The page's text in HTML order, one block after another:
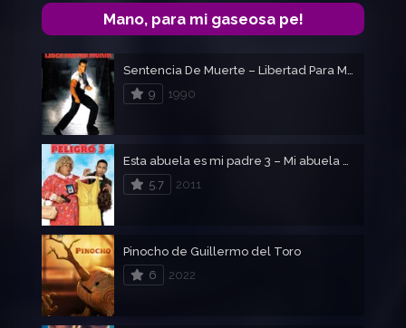
Mano, para mi gaseosa pe!
Sentencia De Muerte – Libertad Para Morir
9
1990
Esta abuela es mi padre 3 – Mi abuela es un Peligro 3
5.7
2011
Pinocho de Guillermo del Toro
6
2022